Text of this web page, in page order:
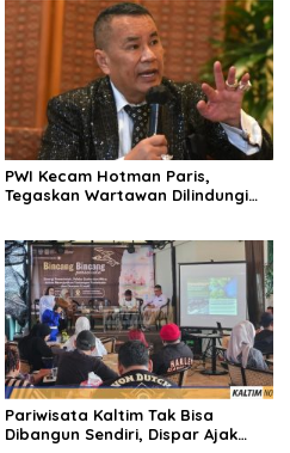
PWI Kecam Hotman Paris,
Tegaskan Wartawan Dilindungi
Pariwisata Kaltim Tak Bisa
Dibangun Sendiri, Dispar Ajak